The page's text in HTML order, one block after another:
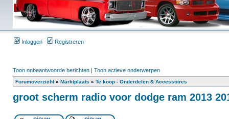
Inloggen Registreren
Toon onbeantwoorde berichten | Toon actieve onderwerpen
Forumoverzicht» Marktplaats » Te koop - Onderdelen & Accessoires
groot scherm radio voor dodge ram 2013